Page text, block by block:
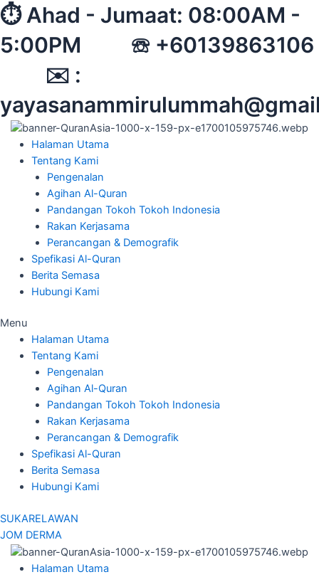
Skip
to
content
⏱︎ Ahad - Jumaat: 08:00AM -
5:00PM ☏ +60139863106
✉︎ :
Halaman Utama
Tentang Kami
Pengenalan
Agihan Al-Quran
Pandangan Tokoh Tokoh Indonesia
Rakan Kerjasama
Perancangan & Demografik
Spefikasi Al-Quran
Berita Semasa
Hubungi Kami
Menu
Halaman Utama
Tentang Kami
Pengenalan
Agihan Al-Quran
Pandangan Tokoh Tokoh Indonesia
Rakan Kerjasama
Perancangan & Demografik
Spefikasi Al-Quran
Berita Semasa
Hubungi Kami
SUKARELAWAN
JOM DERMA
Halaman Utama